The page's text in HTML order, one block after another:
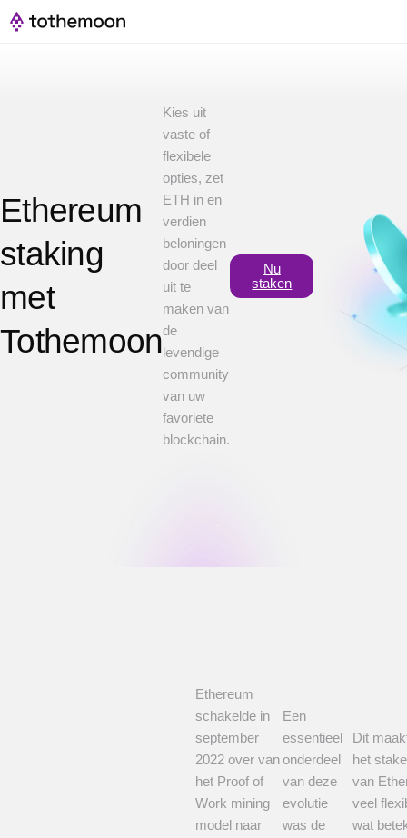
Ethereum
staking
met
Tothemoon
Kies uit
vaste of
flexibele
opties, zet
ETH in en
verdien
beloningen
door deel
uit te
maken van
de
levendige
community
van uw
favoriete
blockchain.
Nu
staken
Ethereum
schakelde in
september
2022 over van
het Proof of
Work mining
model naar
Een
essentieel
onderdeel
van deze
evolutie
was de
Dit
het
van
veel
wat